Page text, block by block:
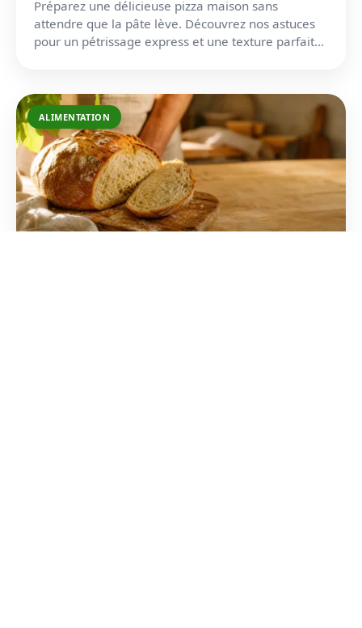
Préparez une délicieuse pizza maison sans
attendre que la pâte lève. Découvrez nos astuces
pour un pétrissage express et une texture parfaite
ALIMENTATION